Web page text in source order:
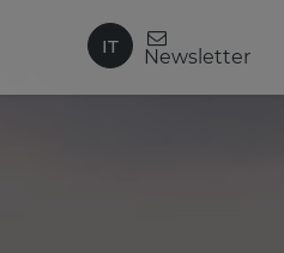
IT Newsletter